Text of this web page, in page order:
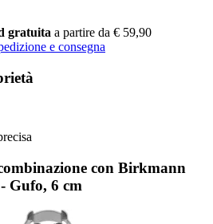
gratuita a partire da € 59,90
e consegna
con Birkmann
Gufo, 6 cm